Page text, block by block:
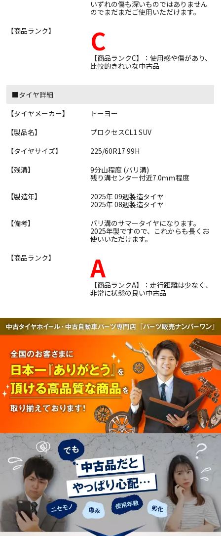
いずれの傷も深いものではありません
のでまだまだご使用いただけます。
【商品ランク】
C
【商品ランクC】：使用感や傷があり、
比較的きれいな中古品
■タイヤ詳細
【タイヤメーカー】
トーヨー
【製品名】
プロクセスCL1 SUV
【タイヤサイズ】
225/60R17 99H
【残溝】
9分山程度 (バリ溝)
残り溝センター付近7.0ｍｍ程度
【製造年】
2025年 09週製造タイヤ
2025年 08週製造タイヤ
【備考】
バリ溝のサマータイヤになります。
2025年製ですので、これからも長くお
使いいただけます。
【商品ランク】
A
【商品ランクA】：走行距離は少なく、
非常に状態の良い中古品